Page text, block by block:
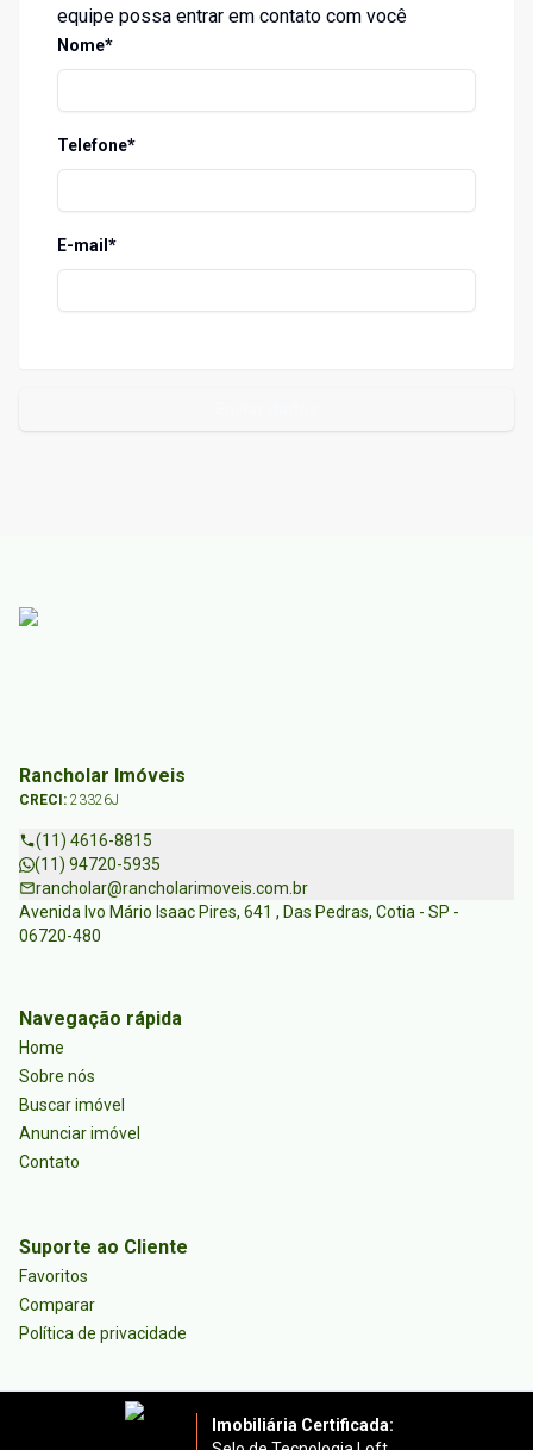
equipe possa entrar em contato com você
Nome*
Telefone*
E-mail*
Rancholar Imóveis
CRECI: 23326J
(11) 4616-8815
(11) 94720-5935
rancholar@rancholarimoveis.com.br
Avenida Ivo Mário Isaac Pires, 641 , Das Pedras, Cotia - SP -
06720-480
Navegação rápida
Home
Sobre nós
Buscar imóvel
Anunciar imóvel
Contato
Suporte ao Cliente
Favoritos
Comparar
Política de privacidade
Imobiliária Certificada: